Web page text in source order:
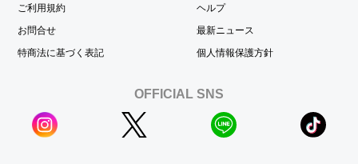
ご利用規約
ヘルプ
お問合せ
最新ニュース
特商法に基づく表記
個人情報保護方針
OFFICIAL SNS